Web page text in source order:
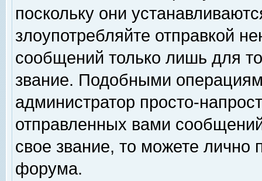
поскольку они
злоупотребляйте отправкой
сообщений только лишь для
звание. Подобными
администратор просто-
отправленных вами
свое звание, то можете лично
форума.